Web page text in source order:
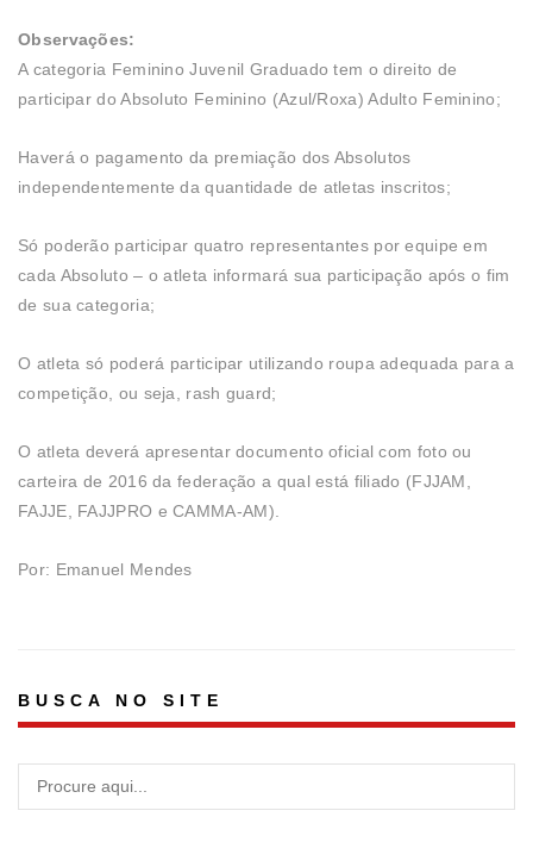
Observações:
A categoria Feminino Juvenil Graduado tem o direito de
participar do Absoluto Feminino (Azul/Roxa) Adulto Feminino;
Haverá o pagamento da premiação dos Absolutos
independentemente da quantidade de atletas inscritos;
Só poderão participar quatro representantes por equipe em
cada Absoluto – o atleta informará sua participação após o fim
de sua categoria;
O atleta só poderá participar utilizando roupa adequada para a
competição, ou seja, rash guard;
O atleta deverá apresentar documento oficial com foto ou
carteira de 2016 da federação a qual está filiado (FJJAM,
FAJJE, FAJJPRO e CAMMA-AM).
Por: Emanuel Mendes
BUSCA NO SITE